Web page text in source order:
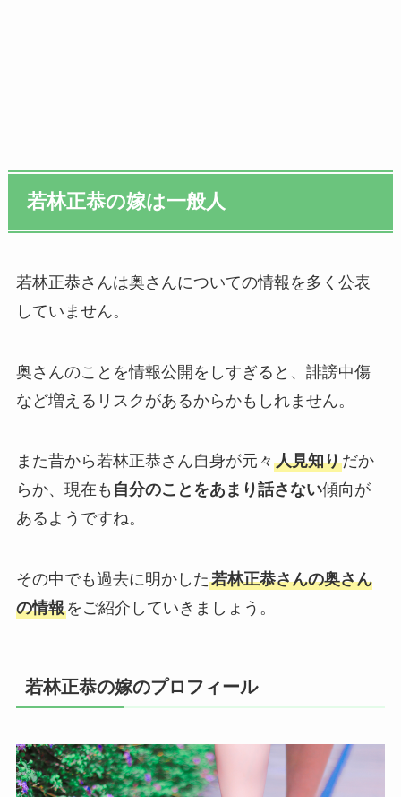
若林正恭の嫁は一般人
若林正恭さんは奥さんについての情報を多く公表
していません。
奥さんのことを情報公開をしすぎると、誹謗中傷
など増えるリスクがあるからかもしれません。
また昔から若林正恭さん自身が元々 人見知りだか
らか、現在も 自分のことをあまり話さない傾向が
あるようですね。
その中でも過去に明かした若林正恭さんの奥さん
の情報をご紹介していきましょう。
若林正恭の嫁のプロフィール